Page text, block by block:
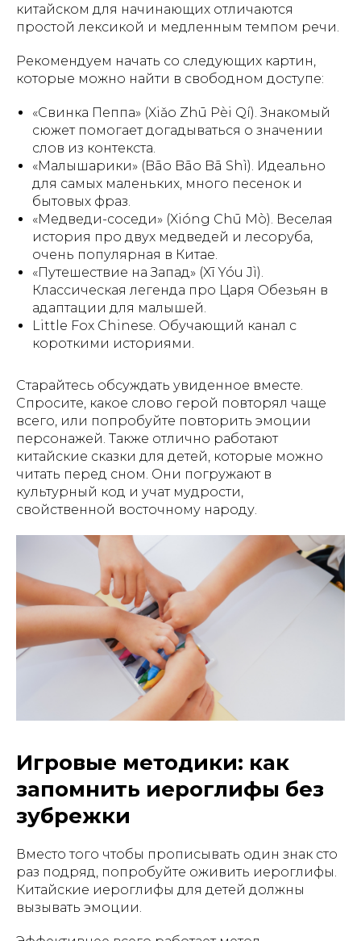
китайском для начинающих отличаются
простой лексикой и медленным темпом речи.
Рекомендуем начать со следующих картин,
которые можно найти в свободном доступе:
«Свинка Пеппа» (Xiǎo Zhū Pèi Qí). Знакомый
сюжет помогает догадываться о значении
слов из контекста.
«Малышарики» (Bāo Bāo Bā Shì). Идеально
для самых маленьких, много песенок и
бытовых фраз.
«Медведи-соседи» (Xióng Chū Mò). Веселая
история про двух медведей и лесоруба,
очень популярная в Китае.
«Путешествие на Запад» (Xī Yóu Jì).
Классическая легенда про Царя Обезьян в
адаптации для малышей.
Little Fox Chinese. Обучающий канал с
короткими историями.
Старайтесь обсуждать увиденное вместе.
Спросите, какое слово герой повторял чаще
всего, или попробуйте повторить эмоции
персонажей. Также отлично работают
китайские сказки для детей, которые можно
читать перед сном. Они погружают в
культурный код и учат мудрости,
свойственной восточному народу.
Игровые методики: как
запомнить иероглифы без
зубрежки
Вместо того чтобы прописывать один знак сто
раз подряд, попробуйте оживить иероглифы.
Китайские иероглифы для детей должны
вызывать эмоции.